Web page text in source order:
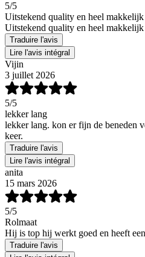
5/5
Uitstekend quality en heel makkelijk
Uitstekend quality en heel makkelijk
Traduire l'avis
Lire l'avis intégral
Vijin
3 juillet 2026
5/5
lekker lang
lekker lang. kon er fijn de beneden
keer.
Traduire l'avis
Lire l'avis intégral
anita
15 mars 2026
5/5
Rolmaat
Hij is top hij werkt goed en heeft
Traduire l'avis